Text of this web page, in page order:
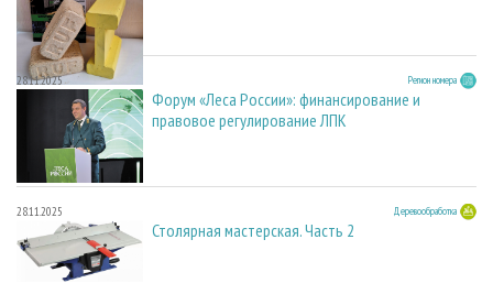
28.11.2025 Регион номера
Форум «Леса России»: финансирование и
правовое регулирование ЛПК
28.11.2025 Деревообработка
Столярная мастерская. Часть 2